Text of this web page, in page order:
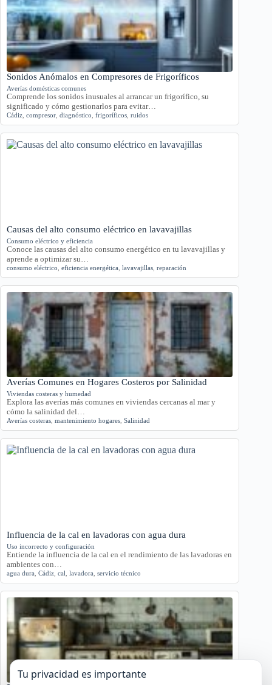
Sonidos Anómalos en Compresores de Frigoríficos
Averías domésticas comunes
Comprende los sonidos inusuales al arrancar un frigorífico, su
significado y cómo gestionarlos para evitar…
Cádiz compresor diagnóstico frigoríficos ruidos
Causas del alto consumo eléctrico en lavavajillas
Consumo eléctrico y eficiencia
Conoce las causas del alto consumo energético en tu lavavajillas y
aprende a optimizar su…
consumo eléctrico eficiencia energética lavavajillas reparación
Averías Comunes en Hogares Costeros por Salinidad
Viviendas costeras y humedad
Explora las averías más comunes en viviendas cercanas al mar y
cómo la salinidad del…
Averías costeras mantenimiento hogares Salinidad
Influencia de la cal en lavadoras con agua dura
Uso incorrecto y configuración
Entiende la influencia de la cal en el rendimiento de las lavadoras en
ambientes con…
agua dura Cádiz cal lavadora servicio técnico
Tu privacidad es importante